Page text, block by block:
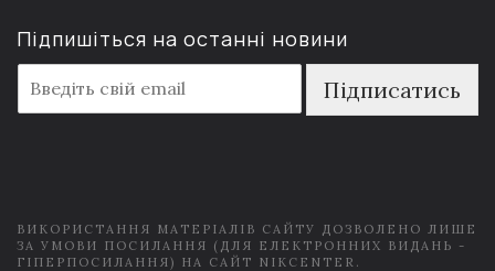
Підпишіться на останні новини
m
a
Підписатись
ВИКОРИСТАННЯ МАТЕРІАЛІВ САЙТУ ДОЗВОЛЕНО ЛИШЕ
ЗА УМОВИ ПОСИЛАННЯ (ДЛЯ ЕЛЕКТРОННИХ ВИДАНЬ -
ГІПЕРПОСИЛАННЯ) НА САЙТ NIKCENTER.